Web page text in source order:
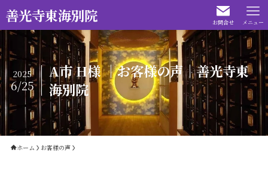
善光寺東海別院 お問合せ メニュー
A市 H様 ｜お客様の声｜善光寺東
海別院
2025
6/25
ホーム お客様の声